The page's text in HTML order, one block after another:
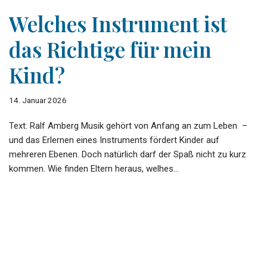
Welches Instrument ist
das Richtige für mein
Kind?
14. Januar 2026
Text: Ralf Amberg Musik gehört von Anfang an zum Leben –
und das Erlernen eines Instruments fördert Kinder auf
mehreren Ebenen. Doch natürlich darf der Spaß nicht zu kurz
kommen. Wie finden Eltern heraus, welhes…